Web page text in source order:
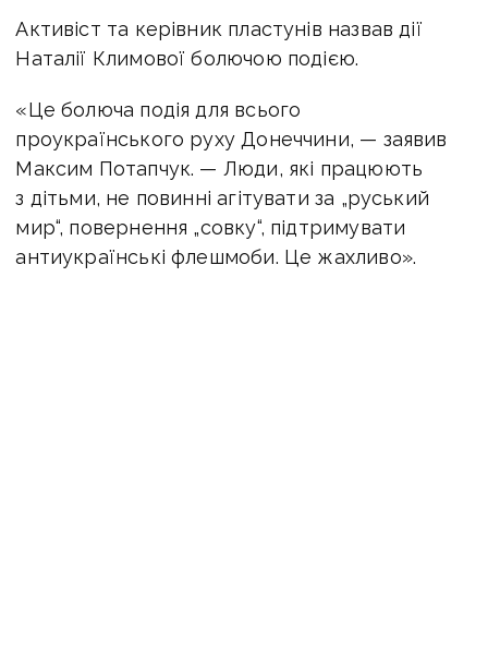
Активіст та керівник пластунів назвав дії
Наталії Климової болючою подією.
«Це болюча подія для всього
проукраїнського руху Донеччини, — заявив
Максим Потапчук. — Люди, які працюють
з дітьми, не повинні агітувати за „руський
мир“, повернення „совку“, підтримувати
антиукраїнські флешмоби. Це жахливо».